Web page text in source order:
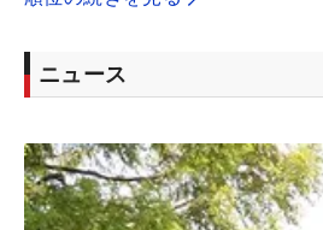
ニュース